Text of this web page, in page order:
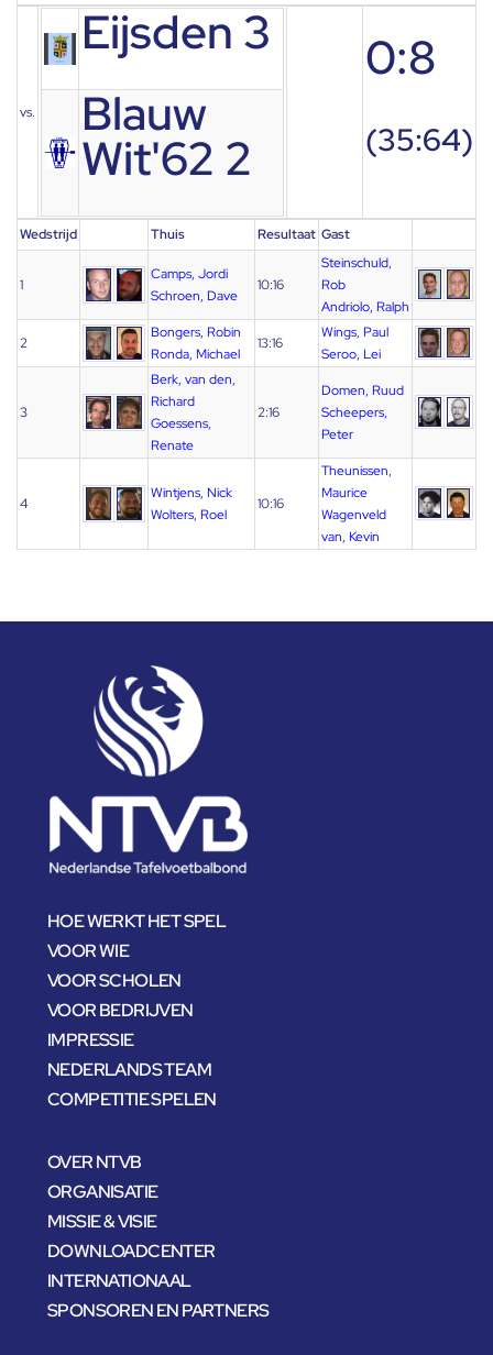
vs.
Eijsden 3
Blauw
Wit'62 2
0:8
(35:64)
Wedstrijd Thuis Resultaat Gast
1
Camps, Jordi
Schroen, Dave
10:16
Steinschuld,
Rob
Andriolo, Ralph
2
Bongers, Robin
Ronda, Michael
13:16
Wings, Paul
Seroo, Lei
3
Berk, van den,
Richard
Goessens,
Renate
2:16
Domen, Ruud
Scheepers,
Peter
4
Wintjens, Nick
Wolters, Roel
10:16
Theunissen,
Maurice
Wagenveld
van, Kevin
HOE WERKT HET SPEL
VOOR WIE
VOOR SCHOLEN
VOOR BEDRIJVEN
IMPRESSIE
NEDERLANDS TEAM
COMPETITIE SPELEN
OVER NTVB
ORGANISATIE
MISSIE & VISIE
DOWNLOADCENTER
INTERNATIONAAL
SPONSOREN EN PARTNERS